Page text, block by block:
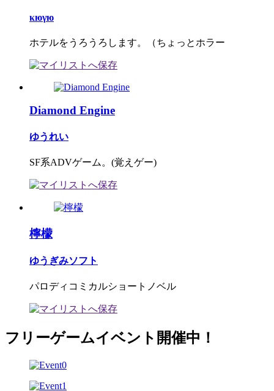
κюγю
ホテルをうろうろします。（ちょっとホラー
Diamond Engine
ゆうれい
SF系ADVゲーム。(覚えゲー)
檸檬
ゆうぎみソフト
パロディコミカルショートノベル
フリーゲームイベント開催中！